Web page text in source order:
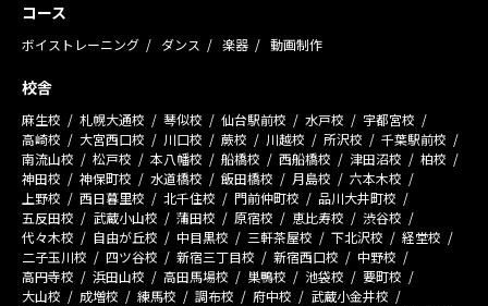
コース
ボイストレーニング ダンス 楽器 動画制作
校舎
麻生校 札幌大通校 琴似校 仙台駅前校 水戸校
宇都宮校
高崎校
大宮西口校 川口校 蕨校 川越校 所沢校
千葉駅前校
南流山校
松戸校 本八幡校 船橋校 西船橋校 津田沼校
柏校
神田校
神保町校 水道橋校 飯田橋校 月島校
六本木校
上野校
西日暮里校 北千住校 門前仲町校
品川大井町校
五反田校
武蔵小山校 蒲田校 原宿校 恵比寿校
渋谷校
代々木校
自由が丘校 中目黒校 三軒茶屋校 下北沢校
経堂校
二子玉川校
四ツ谷校 新宿三丁目校 新宿西口校
中野校
高円寺校
浜田山校 高田馬場校 巣鴨校 池袋校
要町校
大山校
成増校 練馬校 調布校 府中校
武蔵小金井校